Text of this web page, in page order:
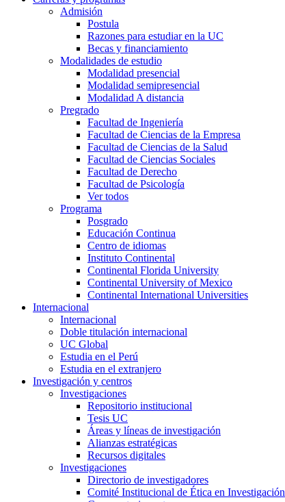
Admisión
Postula
Razones para estudiar en la UC
Becas y financiamiento
Modalidades de estudio
Modalidad presencial
Modalidad semipresencial
Modalidad A distancia
Pregrado
Facultad de Ingeniería
Facultad de Ciencias de la Empresa
Facultad de Ciencias de la Salud
Facultad de Ciencias Sociales
Facultad de Derecho
Facultad de Psicología
Ver todos
Programa
Posgrado
Educación Continua
Centro de idiomas
Instituto Continental
Continental Florida University
Continental University of Mexico
Continental International Universities
Internacional
Internacional
Doble titulación internacional
UC Global
Estudia en el Perú
Estudia en el extranjero
Investigación y centros
Investigaciones
Repositorio institucional
Tesis UC
Áreas y líneas de investigación
Alianzas estratégicas
Recursos digitales
Investigaciones
Directorio de investigadores
Comité Institucional de Ética en Investigación